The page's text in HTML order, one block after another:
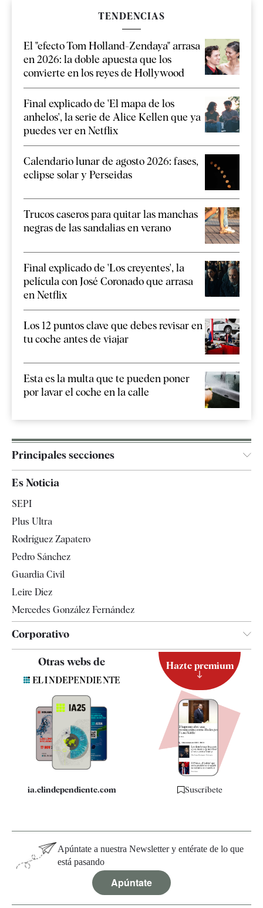
TENDENCIAS
El "efecto Tom Holland-Zendaya" arrasa
en 2026: la doble apuesta que los
convierte en los reyes de Hollywood
Final explicado de 'El mapa de los
anhelos', la serie de Alice Kellen que ya
puedes ver en Netflix
Calendario lunar de agosto 2026: fases,
eclipse solar y Perseidas
Trucos caseros para quitar las manchas
negras de las sandalias en verano
Final explicado de 'Los creyentes', la
película con José Coronado que arrasa
en Netflix
Los 12 puntos clave que debes revisar en
tu coche antes de viajar
Esta es la multa que te pueden poner
por lavar el coche en la calle
Principales secciones
España
Televisión
Es Noticia
SEPI
Plus Ultra
Rodríguez Zapatero
Pedro Sánchez
Guardia Civil
Leire Díez
Mercedes González Fernández
Corporativo
Contacto
Quiénes somos
Especificaciones
Otras webs de
ia.elindependiente.com
Hazte premium
Suscríbete
Apúntate a nuestra Newsletter y entérate de lo que
está pasando
Apúntate